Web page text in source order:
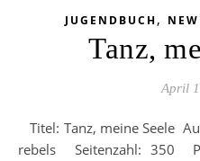
JUGENDBUCH,
Tanz,
April
Titel: Tanz, meine Seele Autor/in: Kira Minttu Verlag: ink
rebels Seitenzahl: 350